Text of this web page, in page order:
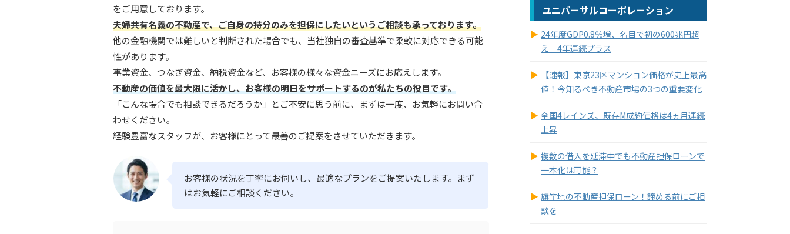
をご用意しております。
夫婦共有名義の不動産で、ご自身の持分のみを担保にしたいというご相談も承っております。
他の金融機関では難しいと判断された場合でも、当社独自の審査基準で柔軟に対応できる可能
性があります。
事業資金、つなぎ資金、納税資金など、お客様の様々な資金ニーズにお応えします。
不動産の価値を最大限に活かし、お客様の明日をサポートするのが私たちの役目です。
「こんな場合でも相談できるだろうか」とご不安に思う前に、まずは一度、お気軽にお問い合
わせください。
経験豊富なスタッフが、お客様にとって最善のご提案をさせていただきます。
お客様の状況を丁寧にお伺いし、最適なプランをご提案いたします。まず
はお気軽にご相談ください。
ユニバーサルコーポレーション
24年度GDP0.8％増、名目で初の600兆円超
え 4年連続プラス
【速報】東京23区マンション価格が史上最高
値！今知るべき不動産市場の3つの重要変化
全国4レインズ、既存M成約価格は4ヵ月連続
上昇
複数の借入を延滞中でも不動産担保ローンで
一本化は可能？
旗竿地の不動産担保ローン！諦める前にご相
談を